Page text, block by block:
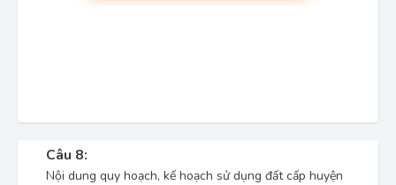
Câu 8:
Nội dung quy hoạch, kế hoạch sử dụng đất cấp huyện